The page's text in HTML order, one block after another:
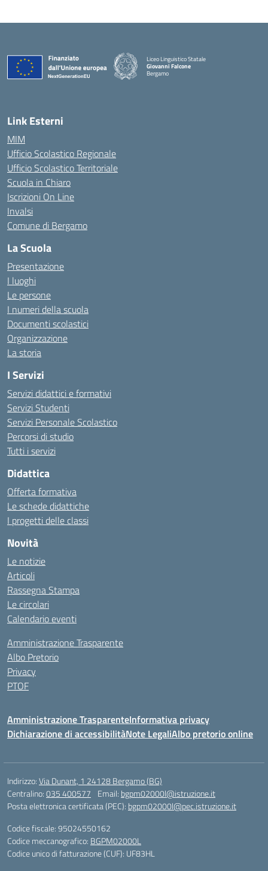
Liceo Linguistico Statale
Giovanni Falcone
Bergamo
— Visita la pagina iniziale della scuola
Link Esterni
MIM
Ufficio Scolastico Regionale
Ufficio Scolastico Territoriale
Scuola in Chiaro
Iscrizioni On Line
Invalsi
Comune di Bergamo
La Scuola
Presentazione
I luoghi
Le persone
I numeri della scuola
Documenti scolastici
Organizzazione
La storia
I Servizi
Servizi didattici e formativi
Servizi Studenti
Servizi Personale Scolastico
Percorsi di studio
Tutti i servizi
Didattica
Offerta formativa
Le schede didattiche
I progetti delle classi
Novità
Le notizie
Articoli
Rassegna Stampa
Le circolari
Calendario eventi
Amministrazione Trasparente
Albo Pretorio
Privacy
PTOF
Amministrazione TrasparenteInformativa privacy
Dichiarazione di accessibilitàNote LegaliAlbo pretorio online
Indirizzo:Via Dunant, 1 24128 Bergamo (BG)
Centralino:035 400577 Email: bgpm02000l@istruzione.it
Posta elettronica certificata (PEC): bgpm02000l@pec.istruzione.it
Codice fiscale: 95024550162
Codice meccanografico: BGPM02000L
Codice unico di fatturazione (CUF): UF83HL